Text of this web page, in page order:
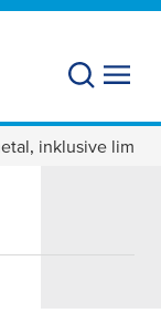
inklusive lim